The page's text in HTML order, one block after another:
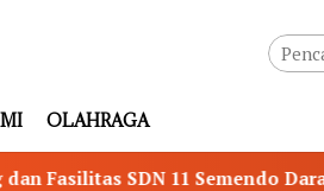
OLAHRAGA
Darat Tengah untuk Senam,